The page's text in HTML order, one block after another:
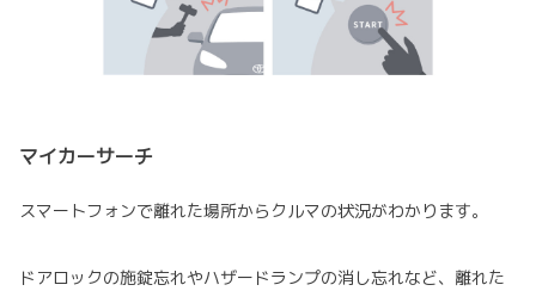
マイカーサーチ
スマートフォンで離れた場所からクルマの状況がわかります。
ドアロックの施錠忘れやハザードランプの消し忘れなど、離れた